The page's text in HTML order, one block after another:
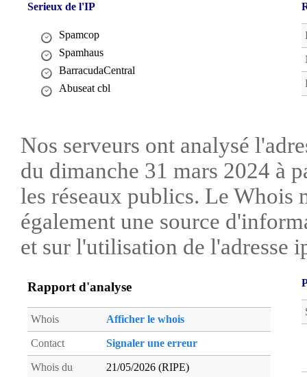
Serieux de l'IP
Spamcop
Spamhaus
BarracudaCentral
Abuseat cbl
Nos serveurs ont analysé
du dimanche 31 mars 2024 à
les réseaux publics. Le Whois
également une source
et sur l'utilisation de l'adresse
Rapport d'analyse
Whois Afficher le whois
Contact Signaler une erreur
Whois du 21/05/2026 (RIPE)